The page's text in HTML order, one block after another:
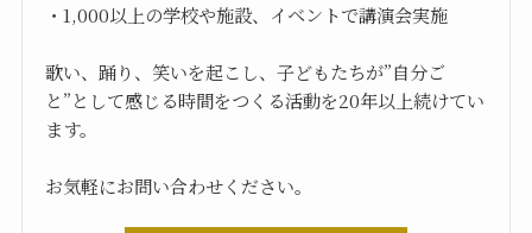
・1,000以上の学校や施設、イベントで講演会実施
歌い、踊り、笑いを起こし、子どもたちが”自分ご
と”として感じる時間をつくる活動を20年以上続けてい
ます。
お気軽にお問い合わせください。